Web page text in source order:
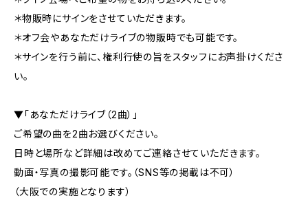
＊物販時にサインをさせていただきます。
＊オフ会やあなただけライブの物販時でも可能です。
＊サインを行う前に、権利行使の旨をスタッフにお声掛けくださ
い。
▼「あなただけライブ（2曲）」
ご希望の曲を2曲お選びください。
日時と場所など詳細は改めてご連絡させていただきます。
動画・写真の撮影可能です。（SNS等の掲載は不可）
（大阪での実施となります）